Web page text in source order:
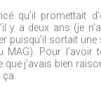
qu’il promettait
y a deux ans (je
puisqu’il sortait
MAG). Pour l’avoir
que j’avais bien